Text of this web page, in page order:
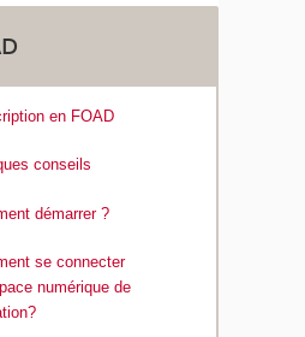
en FOAD
conseils
démarrer ?
se connecter
numérique de